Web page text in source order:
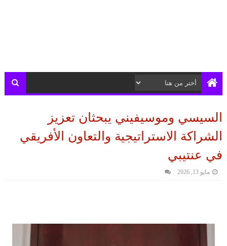
السيسي وموسيفيني يبحثان تعزيز
الشراكة الاستراتيجية والتعاون الأفريقي
في عنتيبي
مايو 13, 2026